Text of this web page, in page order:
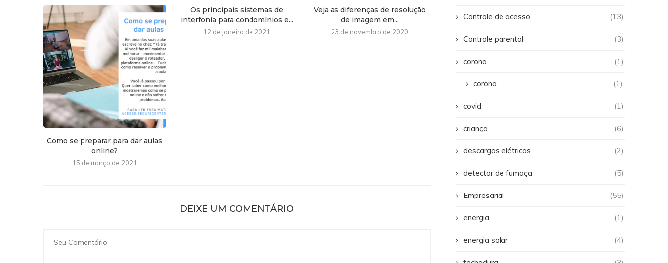
Como se preparar para dar aulas
online?
15 de março de 2021
Os principais sistemas de
interfonia para condomínios e...
12 de janeiro de 2021
Veja as diferenças de resolução
de imagem em...
23 de novembro de 2020
DEIXE UM COMENTÁRIO
Controle de acesso (13)
Controle parental (3)
corona (1)
corona (1)
covid (1)
criança (6)
descargas elétricas (2)
detector de fumaça (5)
Empresarial (55)
energia (1)
energia solar (4)